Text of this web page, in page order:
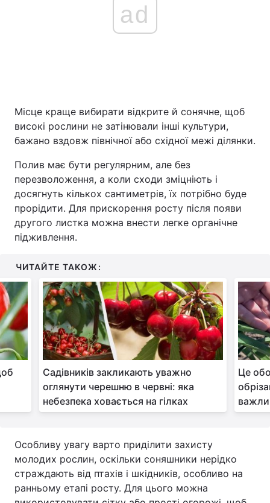
ad
Місце краще вибирати відкрите й сонячне, щоб
високі рослини не затінювали інші культури,
бажано вздовж північної або східної межі ділянки.
Полив має бути регулярним, але без
перезволоження, а коли сходи зміцніють і
досягнуть кількох сантиметрів, їх потрібно буде
прорідити. Для прискорення росту після появи
другого листка можна внести легке органічне
підживлення.
ЧИТАЙТЕ ТАКОЖ:
Садівників закликають уважно
оглянути черешню в червні: яка
небезпека ховається на гілках
Це
Особливу увагу варто приділити захисту
молодих рослин, оскільки соняшники нерідко
страждають від птахів і шкідників, особливо на
ранньому етапі росту. Для цього можна